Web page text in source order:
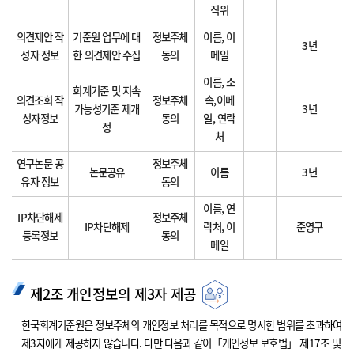
직위
의견제안 작
성자 정보
기준원 업무에 대
한 의견제안 수집
정보주체
동의
이름, 이
메일
3년
의견조회 작
성자정보
회계기준 및 지속
가능성기준 제개
정
정보주체
동의
이름, 소
속,이메
일, 연락
처
3년
연구논문 공
유자 정보
논문공유
정보주체
동의
이름 3년
IP차단해제
등록정보
IP차단해제
정보주체
동의
이름, 연
락처, 이
메일
준영구
제2조 개인정보의 제3자 제공
한국회계기준원은 정보주체의 개인정보 처리를 목적으로 명시한 범위를 초과하여
제3자에게 제공하지 않습니다. 다만 다음과 같이「개인정보 보호법」 제17조 및